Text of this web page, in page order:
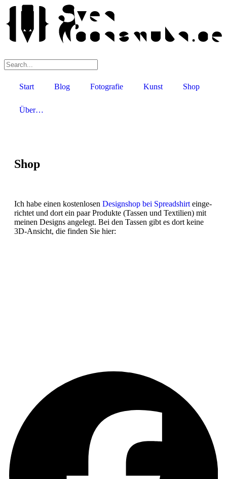
Start Blog Fotografie Kunst Shop
Über…
Shop
Ich habe einen kos­ten­lo­sen Design­shop bei Spread­shirt ein­ge­
rich­tet und dort ein paar Pro­duk­te (Tas­sen und Tex­ti­li­en) mit
mei­nen Designs ange­legt. Bei den Tas­sen gibt es dort kei­ne
3D-Ansicht, die fin­den Sie hier: